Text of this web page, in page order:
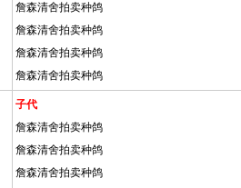
詹森清舍拍卖种鸽
詹森清舍拍卖种鸽
詹森清舍拍卖种鸽
詹森清舍拍卖种鸽
子代
詹森清舍拍卖种鸽
詹森清舍拍卖种鸽
詹森清舍拍卖种鸽